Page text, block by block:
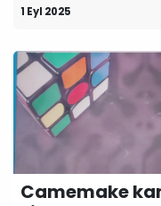
1 Eyl 2025
Camemake